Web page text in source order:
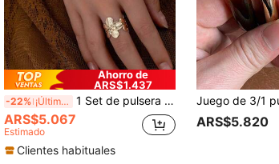
Ahorro de
ARS$1.437
-22% ¡Últimos 3 días 1 Set de pulsera abierta y anillo de estilo elegante minimalista con diseño retro de hojas y flores, de estilo europeo y americano
ARS$5.067
Estimado
Clientes habituales
ARS$5.820